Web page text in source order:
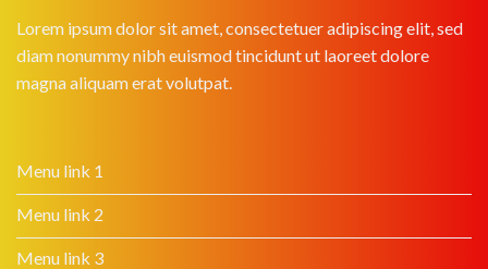
Lorem ipsum dolor sit amet, consectetuer adipiscing elit, sed
diam nonummy nibh euismod tincidunt ut laoreet dolore
magna aliquam erat volutpat.
Menu link 1
Menu link 2
Menu link 3